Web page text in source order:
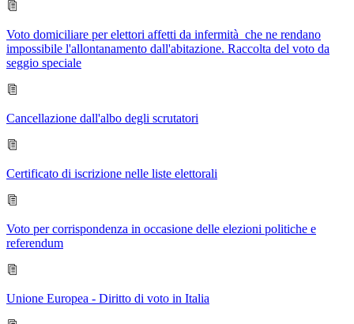
Voto domiciliare per elettori affetti da infermità che ne rendano
impossibile l'allontanamento dall'abitazione. Raccolta del voto da
seggio speciale
Cancellazione dall'albo degli scrutatori
Certificato di iscrizione nelle liste elettorali
Voto per corrispondenza in occasione delle elezioni politiche e
referendum
Unione Europea - Diritto di voto in Italia